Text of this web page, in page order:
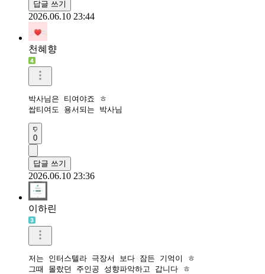
답글 쓰기
2026.06.10 23:44
천혜향
박사님은 티여야죠 ㅎ
쌉티여도 용서되는 박사님
0
답글 쓰기
2026.06.10 23:36
이하린
저는 인터스텔라 극장서 보다 잠든 기억이 ㅎ
그때 몰랐던 주인공 성향파악하고 갑니다 ㅎ